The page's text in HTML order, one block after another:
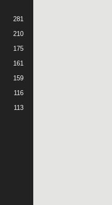
281
210
175
161
159
116
113